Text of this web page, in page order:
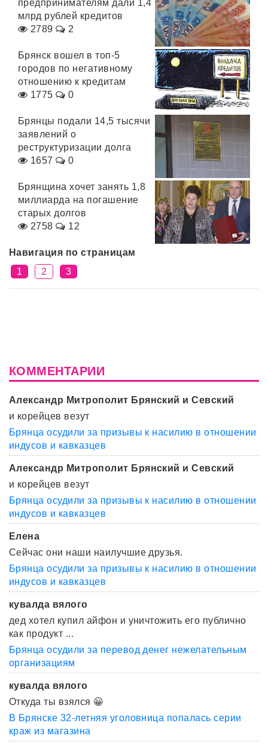
предпринимателям дали 1,4
млрд рублей кредитов
2789
2
Брянск вошел в топ-5
городов по негативному
отношению к кредитам
1775
0
Брянцы подали 14,5 тысячи
заявлений о
реструктуризации долга
1657
0
Брянщина хочет занять 1,8
миллиарда на погашение
старых долгов
2758
12
Навигация по страницам
1
2 3
КОММЕНТАРИИ
Александр Митрополит Брянский и Севский
и корейцев везут
Брянца осудили за призывы к насилию в отношении
индусов и кавказцев
Александр Митрополит Брянский и Севский
и корейцев везут
Брянца осудили за призывы к насилию в отношении
индусов и кавказцев
Елена
Сейчас они наши наилучшие друзья.
Брянца осудили за призывы к насилию в отношении
индусов и кавказцев
кувалда вялого
дед хотел купил айфон и уничтожить его публично
как продукт ...
Брянца осудили за перевод денег нежелательным
организациям
кувалда вялого
Откуда ты взялся 😀
В Брянске 32-летняя уголовница попалась серии
краж из магазина